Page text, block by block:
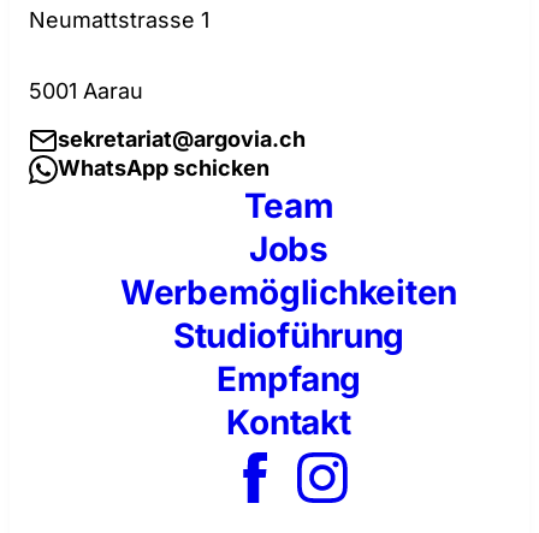
Neumattstrasse 1
5001 Aarau
sekretariat@argovia.ch
WhatsApp schicken
Team
Jobs
Werbemöglichkeiten
Studioführung
Empfang
Kontakt